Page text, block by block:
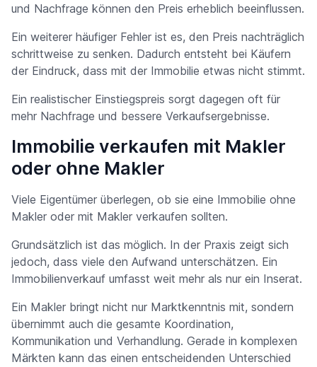
und Nachfrage können den Preis erheblich beeinflussen.
Ein weiterer häufiger Fehler ist es, den Preis nachträglich
schrittweise zu senken. Dadurch entsteht bei Käufern
der Eindruck, dass mit der Immobilie etwas nicht stimmt.
Ein realistischer Einstiegspreis sorgt dagegen oft für
mehr Nachfrage und bessere Verkaufsergebnisse.
Immobilie verkaufen mit Makler
oder ohne Makler
Viele Eigentümer überlegen, ob sie eine Immobilie ohne
Makler oder mit Makler verkaufen sollten.
Grundsätzlich ist das möglich. In der Praxis zeigt sich
jedoch, dass viele den Aufwand unterschätzen. Ein
Immobilienverkauf umfasst weit mehr als nur ein Inserat.
Ein Makler bringt nicht nur Marktkenntnis mit, sondern
übernimmt auch die gesamte Koordination,
Kommunikation und Verhandlung. Gerade in komplexen
Märkten kann das einen entscheidenden Unterschied